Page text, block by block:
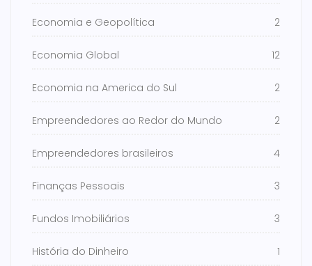
Economia e Geopolítica 2
Economia Global 12
Economia na America do Sul 2
Empreendedores ao Redor do Mundo 2
Empreendedores brasileiros 4
Finanças Pessoais 3
Fundos Imobiliários 3
História do Dinheiro 1